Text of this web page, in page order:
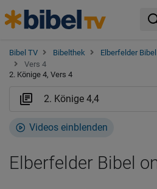
Bibel TV Bibelthek Elberfelder Bibel
Vers 4
2. Könige 4, Vers 4
Videos einblenden
Elberfelder Bibel